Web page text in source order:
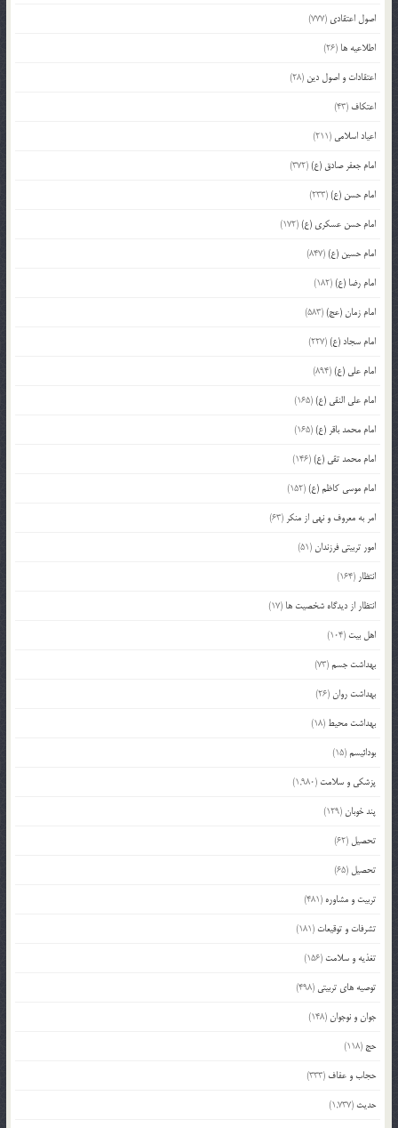
اصول اعتقادی (777)
اطلاعیه ها (26)
اعتقادات و اصول دین (28)
اعتکاف (43)
اعیاد اسلامی (211)
امام جعفر صادق (ع)(372)
امام حسن (ع)(233)
امام حسن عسکری (ع)(172)
امام حسین (ع)(847)
امام رضا (ع)(182)
امام زمان (عج)(583)
امام سجاد (ع)(227)
امام علی (ع)(894)
امام علی النقی (ع)(165)
امام محمد باقر (ع)(165)
امام محمد تقی (ع)(146)
امام موسی کاظم (ع)(152)
امر به معروف و نهی از منکر (63)
امور تربیتی فرزندان(51)
انتظار (164)
انتظار از دیدگاه شخصیت ها (17)
اهل بیت (104)
بهداشت جسم(73)
بهداشت روان(26)
بهداشت محیط (18)
بودائیسم(15)
پزشکی و سلامت (1,980)
پند خوبان(129)
تحصیل (62)
تحصیل (65)
تربیت و مشاوره (481)
تشرفات و توقیعات (181)
تغذیه و سلامت (156)
توصیه های تربیتی (498)
جوان و نوجوان(148)
حج (118)
حجاب و عفاف (333)
حدیث (1,737)